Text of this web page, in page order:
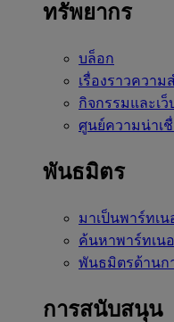
ทรัพยากร
บล็อก
เรื่องราวความ
กิจกรรมและเ
ศูนย์ความน่าเ
พันธมิตร
มาเป็นพาร์ทเน
ค้นหาพาร์ทเน
พันธมิตรด้านก
การสนับสนุน